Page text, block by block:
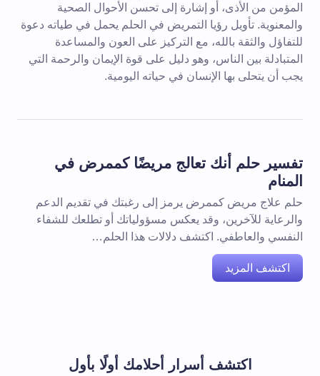
المؤمن من الأذى، أو إشارة إلى تحسن الأحوال الصحية
والمعنوية. تأويل رؤيا التمريض في الحلم يحمل في طياته دعوة
للتفاؤل والثقة بالله، مع التركيز على العون والمساعدة
المتبادلة بين الناس، وهو دليل على قوة الإيمان والرحمة التي
يجب أن يتحلى بها الإنسان في حياته اليومية.
تفسير حلم أنك تعالج مريضًا كممرض في
المنام
حلم علاج مريض كممرض يرمز إلى رغبتك في تقديم الدعم
والرعاية للآخرين، وقد يعكس مسؤولياتك أو تطلعك للشفاء
النفسي والعاطفي. اكتشف دلالات هذا الحلم…
اكتشف المزيد
اكتشف أسرار أحلامك أولًا بأول